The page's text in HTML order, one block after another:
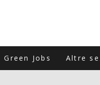
Green Jobs Altre